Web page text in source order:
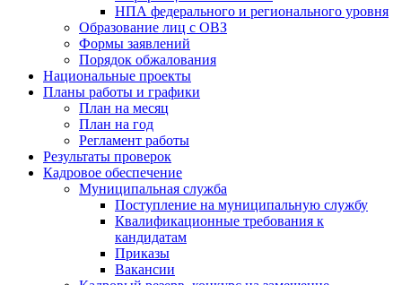
НПА федерального и регионального уровня
Образование лиц с ОВЗ
Формы заявлений
Порядок обжалования
Национальные проекты
Планы работы и графики
План на месяц
План на год
Регламент работы
Результаты проверок
Кадровое обеспечение
Муниципальная служба
Поступление на муниципальную службу
Квалификационные требования к
кандидатам
Приказы
Вакансии